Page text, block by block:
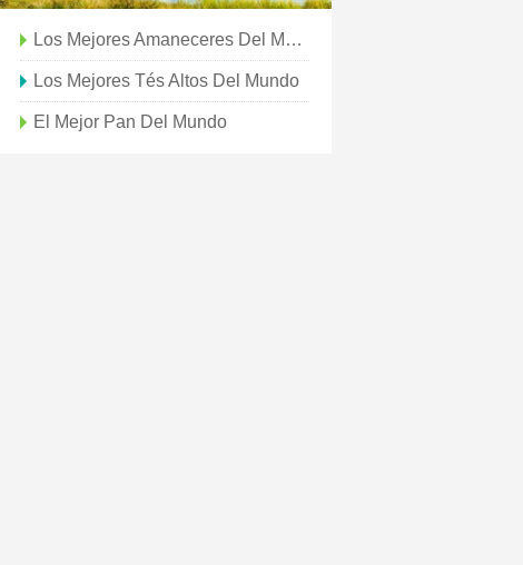
Los Mejores Amaneceres Del Mundo
Los Mejores Tés Altos Del Mundo
El Mejor Pan Del Mundo